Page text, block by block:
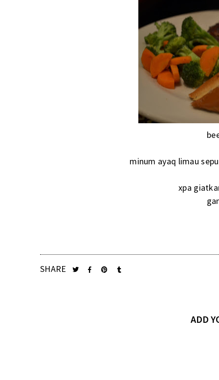
minum ayaq limau
xpa
SHARE
ADD